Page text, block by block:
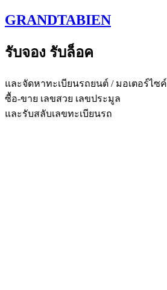
Skip
to
GRANDTABIEN
รับจอง รับล็อค
และจัดหาทะเบียนรถยนต์ / มอเตอร์ไซค์
ซื้อ-ขาย เลขสวย เลขประมูล
และรับสลับเลขทะเบียนรถ